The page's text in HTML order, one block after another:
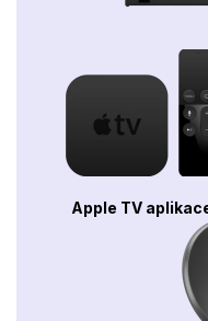
Apple TV